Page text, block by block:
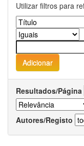
Utilizar filtros para
Resultados/Página
Autores/Registo